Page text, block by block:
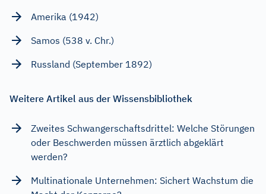
Amerika (1942)
Samos (538 v. Chr.)
Russland (September 1892)
Weitere Artikel aus der Wissensbibliothek
Zweites Schwangerschaftsdrittel: Welche Störungen
oder Beschwerden müssen ärztlich abgeklärt
werden?
Multinationale Unternehmen: Sichert Wachstum die